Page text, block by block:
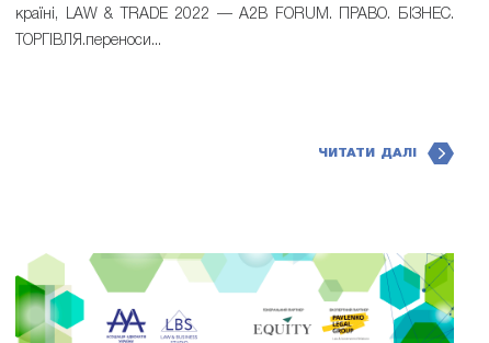
країні, LAW & TRADE 2022 — A2B FORUM. ПРАВО. БІЗНЕС.
ТОРГІВЛЯ.переноси...
ЧИТАТИ ДАЛІ